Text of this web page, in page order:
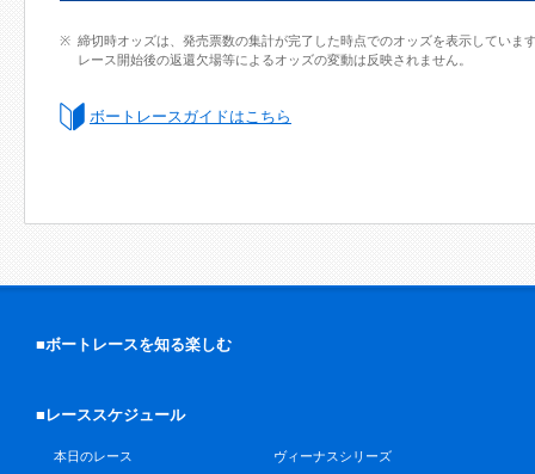
締切時オッズは、発売票数の集計が完了した時点でのオッズを表示していま
レース開始後の返還欠場等によるオッズの変動は反映されません。
ボートレースガイドはこちら
■ボートレースを知る楽しむ
■レーススケジュール
本日のレース
ヴィーナスシリーズ